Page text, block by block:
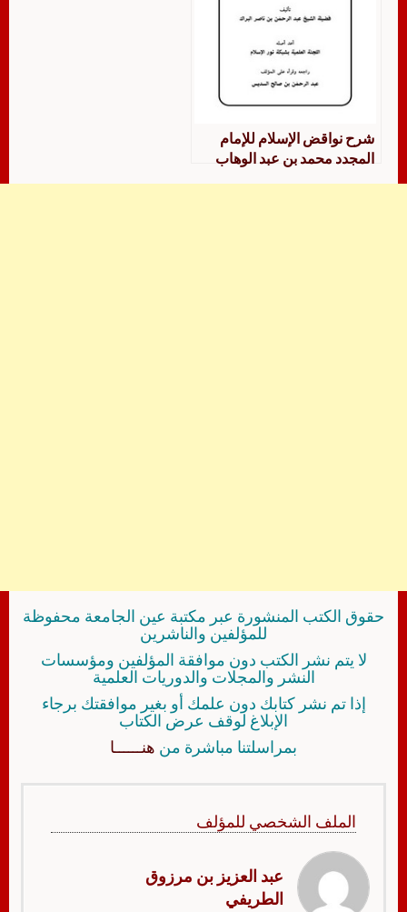
شرح نواقض الإسلام للإمام
المجدد محمد بن عبد الوهاب
حقوق الكتب المنشورة عبر مكتبة عين الجامعة محفوظة
للمؤلفين والناشرين
لا يتم نشر الكتب دون موافقة المؤلفين ومؤسسات
النشر والمجلات والدوريات العلمية
إذا تم نشر كتابك دون علمك أو بغير موافقتك برجاء
الإبلاغ لوقف عرض الكتاب
بمراسلتنا مباشرة من هنــــــا
الملف الشخصي للمؤلف
عبد العزيز بن مرزوق
الطريفي